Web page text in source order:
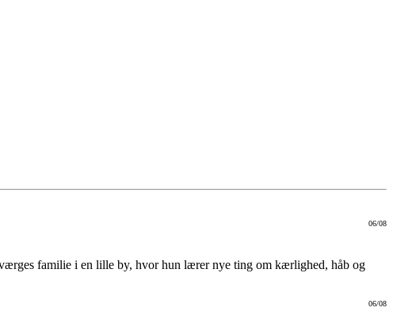
06/08
familie i en lille by, hvor hun lærer nye ting om kærlighed, håb og
06/08